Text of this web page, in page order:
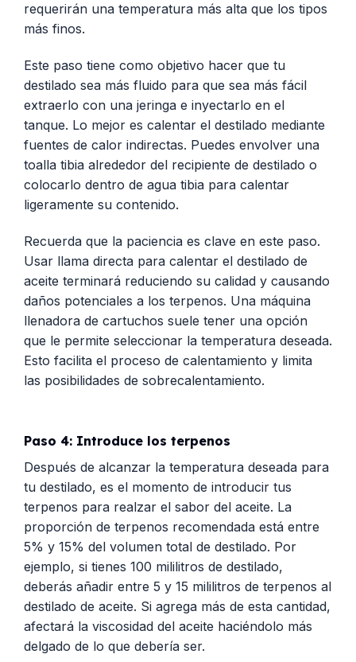
requerirán una temperatura más alta que los tipos
más finos.
Este paso tiene como objetivo hacer que tu
destilado sea más fluido para que sea más fácil
extraerlo con una jeringa e inyectarlo en el
tanque. Lo mejor es calentar el destilado mediante
fuentes de calor indirectas. Puedes envolver una
toalla tibia alrededor del recipiente de destilado o
colocarlo dentro de agua tibia para calentar
ligeramente su contenido.
Recuerda que la paciencia es clave en este paso.
Usar llama directa para calentar el destilado de
aceite terminará reduciendo su calidad y causando
daños potenciales a los terpenos. Una máquina
llenadora de cartuchos suele tener una opción
que le permite seleccionar la temperatura deseada.
Esto facilita el proceso de calentamiento y limita
las posibilidades de sobrecalentamiento.
Paso 4: Introduce los terpenos
Después de alcanzar la temperatura deseada para
tu destilado, es el momento de introducir tus
terpenos para realzar el sabor del aceite. La
proporción de terpenos recomendada está entre
5% y 15% del volumen total de destilado. Por
ejemplo, si tienes 100 mililitros de destilado,
deberás añadir entre 5 y 15 mililitros de terpenos al
destilado de aceite. Si agrega más de esta cantidad,
afectará la viscosidad del aceite haciéndolo más
delgado de lo que debería ser.